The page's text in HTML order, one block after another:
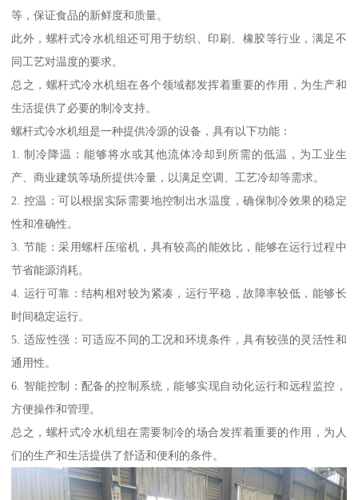
等，保证食品的新鲜度和质量。
此外，螺杆式冷水机组还可用于纺织、印刷、橡胶等行业，满足不
同工艺对温度的要求。
总之，螺杆式冷水机组在各个领域都发挥着重要的作用，为生产和
生活提供了必要的制冷支持。
螺杆式冷水机组是一种提供冷源的设备，具有以下功能：
1. 制冷降温：能够将水或其他流体冷却到所需的低温，为工业生
产、商业建筑等场所提供冷量，以满足空调、工艺冷却等需求。
2. 控温：可以根据实际需要地控制出水温度，确保制冷效果的稳定
性和准确性。
3. 节能：采用螺杆压缩机，具有较高的能效比，能够在运行过程中
节省能源消耗。
4. 运行可靠：结构相对较为紧凑，运行平稳，故障率较低，能够长
时间稳定运行。
5. 适应性强：可适应不同的工况和环境条件，具有较强的灵活性和
通用性。
6. 智能控制：配备的控制系统，能够实现自动化运行和远程监控，
方便操作和管理。
总之，螺杆式冷水机组在需要制冷的场合发挥着重要的作用，为人
们的生产和生活提供了舒适和便利的条件。